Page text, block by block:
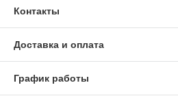
Контакты
Доставка и оплата
График работы